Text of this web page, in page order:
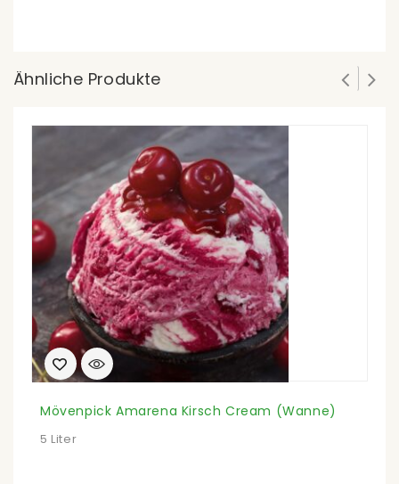
Ähnliche Produkte
Mövenpick Amarena Kirsch Cream (Wanne)
5 Liter